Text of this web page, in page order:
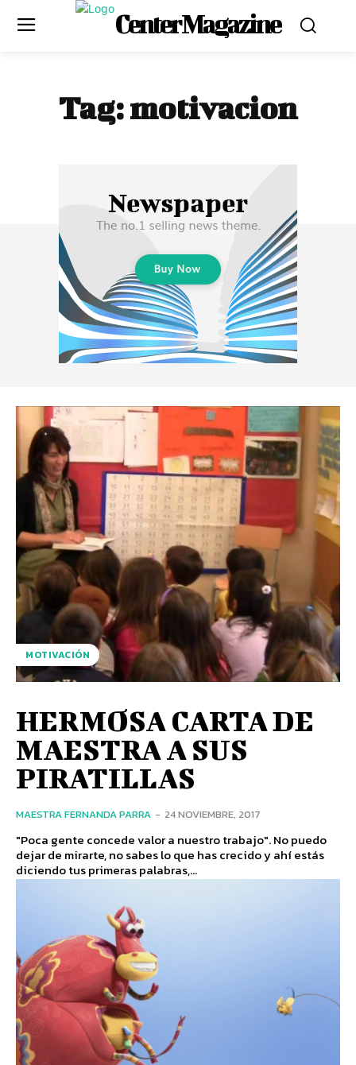
Center Magazine
Tag:motivacion
MOTIVACIÓN
HERMOSA CARTA DE
MAESTRA A SUS
PIRATILLAS
MAESTRA FERNANDA PARRA - 24 NOVIEMBRE, 2017
"Poca gente concede valor a nuestro trabajo". No puedo
dejar de mirarte, no sabes lo que has crecido y ahí estás
diciendo tus primeras palabras,...